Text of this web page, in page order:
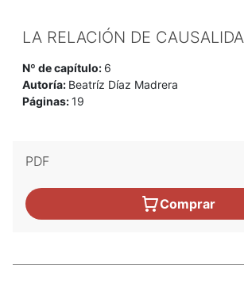
LA RELACIÓN DE
Nº de capítulo: 6
Autoría: Beatríz Díaz Madrera
Páginas:19
PDF
Comprar